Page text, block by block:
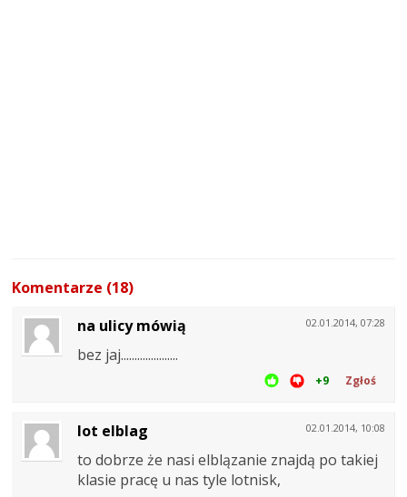
Komentarze (18)
02.01.2014, 07:28
na ulicy mówią
bez jaj.....................
+9 Zgłoś
02.01.2014, 10:08
lot elblag
to dobrze że nasi elblązanie znajdą po takiej
klasie pracę u nas tyle lotnisk,